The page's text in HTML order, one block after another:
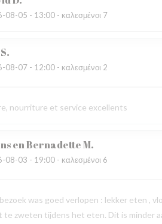
08-05 - 13:00 - καλεσμένοι 7
S
08-07 - 12:00 - καλεσμένοι 2
nourriture et service excellents
en BernadetteM
08-03 - 19:00 - καλεσμένοι 6
was goed verlopen : lekker eten ,
te zweten tijdens het eten. Dit is minder